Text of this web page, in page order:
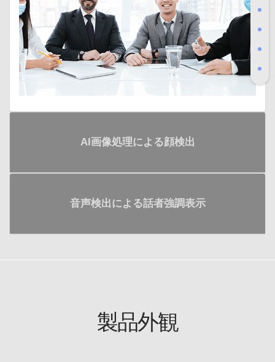
AI画像処理による顔検出
音声検出による話者強調表示
製品外観